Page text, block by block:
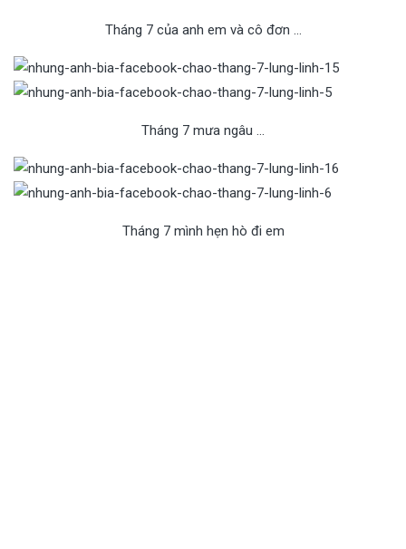
Tháng 7 của anh em và cô đơn …
Tháng 7 mưa ngâu …
Tháng 7 mình hẹn hò đi em